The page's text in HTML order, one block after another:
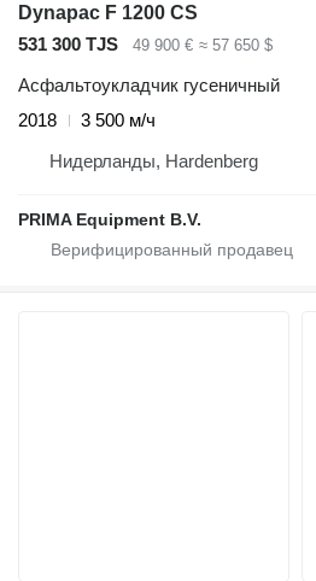
Dynapac F 1200 CS
531 300 TJS
49 900 € ≈ 57 650 $
Асфальтоукладчик гусеничный
2018
3 500 м/ч
Нидерланды, Hardenberg
PRIMA Equipment B.V.